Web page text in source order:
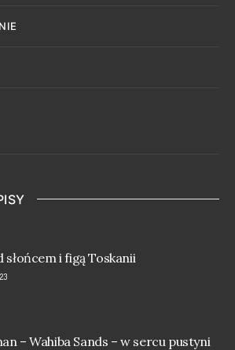
słońcem i figą Toskanii
– Wahiba Sands – w sercu pustyni